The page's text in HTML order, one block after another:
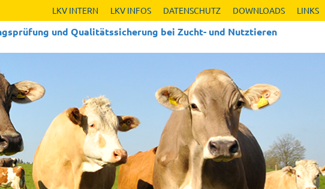
LKV INTERN LKV INFOS DATENSCHUTZ DOWNLOADS LINKS
und Qualitäts­sicherung bei Zucht- und Nutztieren